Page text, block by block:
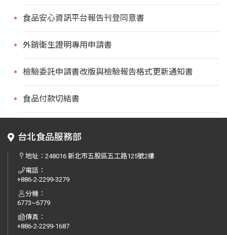
食品安心資訊平台報告刊登同意書
外銷衛生證明專用申請書
檢驗委託申請書改版與檢驗報告格式更新通知書
食品付款切結書
台北食品服務部
地址：248016 新北市五股區五工路125號2樓
電話：
+886-2-2299-3279
分機：
6773~6779
傳真：
+886-2-2299-1687